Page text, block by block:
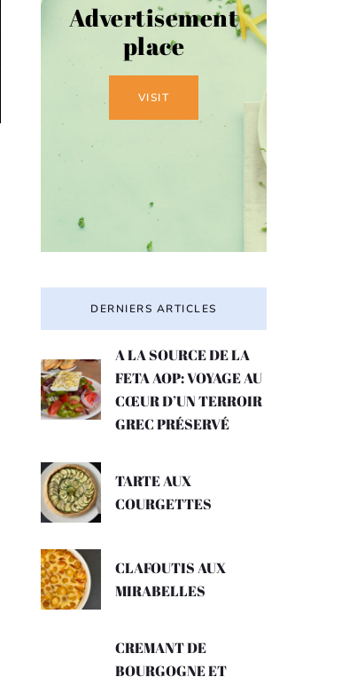
Advertisement
place
VISIT
DERNIERS ARTICLES
A LA SOURCE DE LA
FETA AOP: VOYAGE AU
CŒUR D’UN TERROIR
GREC PRÉSERVÉ
TARTE AUX
COURGETTES
CLAFOUTIS AUX
MIRABELLES
CREMANT DE
BOURGOGNE ET